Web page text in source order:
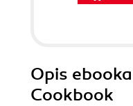
Opis ebooka
Cookbook